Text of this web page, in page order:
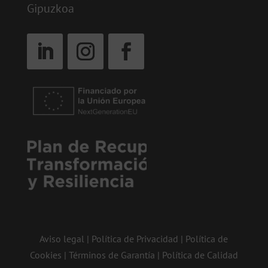
Gipuzkoa
Aviso legal | Política de Privacidad | Política de
Cookies | Términos de Garantía | Política de Calidad